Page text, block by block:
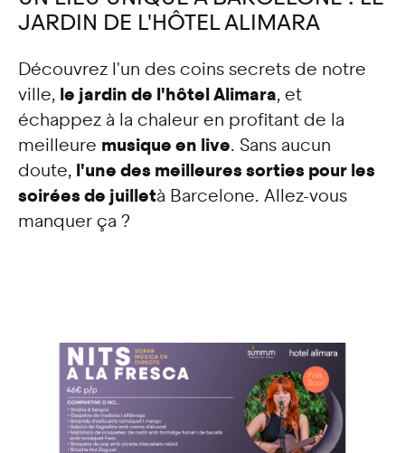
JARDIN DE L'HÔTEL ALIMARA
Découvrez l'un des coins secrets de notre
ville, le jardin de l'hôtel Alimara, et
échappez à la chaleur en profitant de la
meilleure musique en live. Sans aucun
doute, l'une des meilleures sorties pour les
soirées de juilletà Barcelone. Allez-vous
manquer ça ?